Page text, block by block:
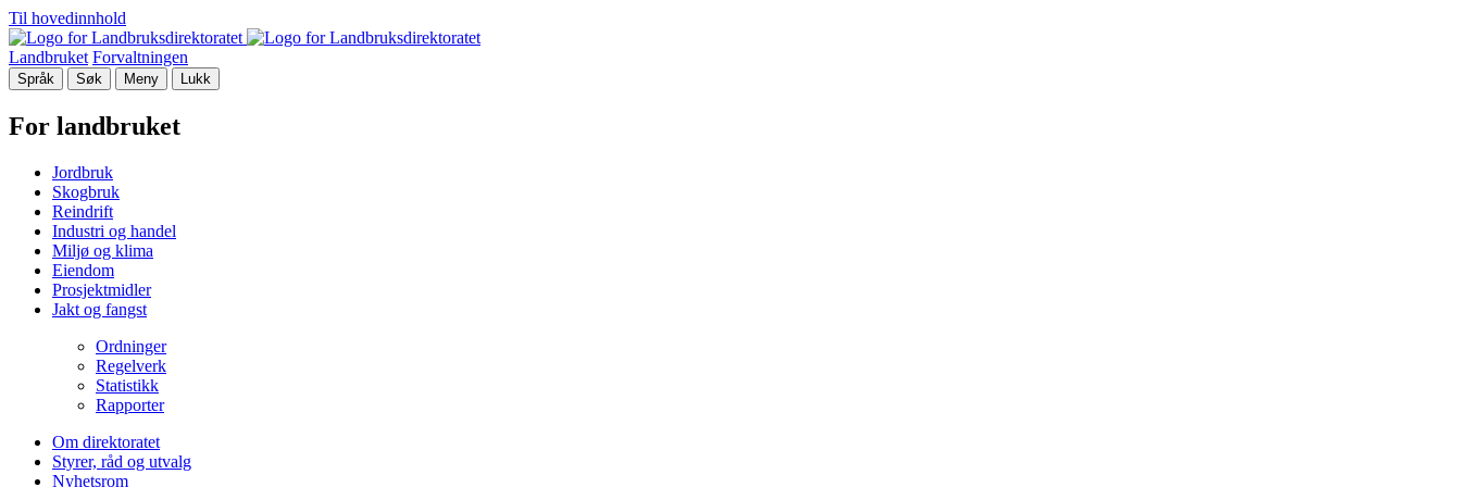
Til hovedinnhold
Landbruket Forvaltningen
Språk Søk Meny Lukk
For landbruket
Jordbruk
Skogbruk
Reindrift
Industri og handel
Miljø og klima
Eiendom
Prosjektmidler
Jakt og fangst
Ordninger
Regelverk
Statistikk
Rapporter
Om direktoratet
Styrer, råd og utvalg
Nyhetsrom